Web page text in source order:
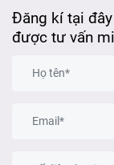
Đăng kí tại
được tư vấn